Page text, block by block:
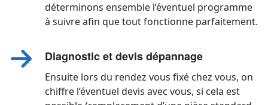
déterminons ensemble l’éventuel programme
à suivre afin que tout fonctionne parfaitement.
Diagnostic et devis dépannage
Ensuite lors du rendez vous fixé chez vous, on
chiffre l’éventuel devis avec vous, si cela est